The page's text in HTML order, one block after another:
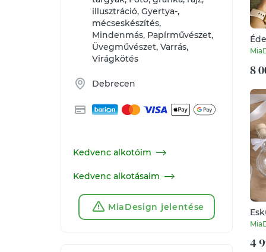
illusztráció, Gyertya-,
mécseskészítés,
Mindenmás, Papírművészet,
Üvegművészet, Varrás,
Virágkötés
Debrecen
Kedvenc alkotóim
Kedvenc alkotásaim
MiaDesign jelentése
8
4